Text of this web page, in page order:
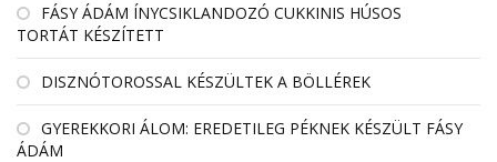
FÁSY ÁDÁM ÍNYCSIKLANDOZÓ CUKKINIS HÚSOS
TORTÁT KÉSZÍTETT
DISZNÓTOROSSAL KÉSZÜLTEK A BÖLLÉREK
GYEREKKORI ÁLOM: EREDETILEG PÉKNEK KÉSZÜLT FÁSY
ÁDÁM